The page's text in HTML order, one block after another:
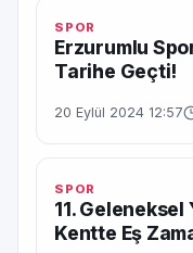
SPOR
Erzurumlu
Tarihe Geçti!
20 Eylül 2024 12:57
SPOR
11.
Kentte Eş